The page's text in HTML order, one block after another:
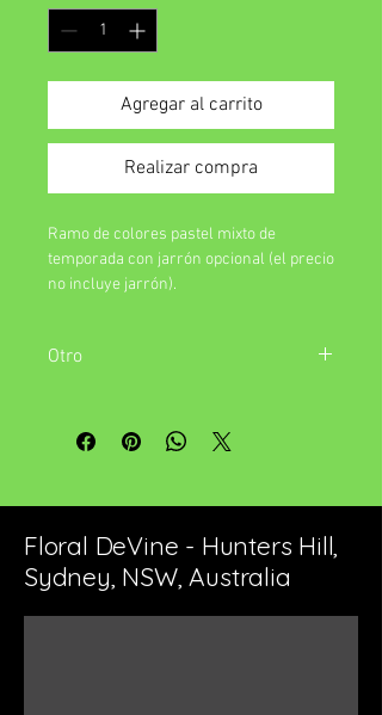
Agregar al carrito
Realizar compra
Ramo de colores pastel mixto de
temporada con jarrón opcional (el precio
no incluye jarrón).
Otro
para que el arreglo esté listo para el el
destinatario simplemente colóquelo en
Floral DeVine - Hunters Hill,
Sydney, NSW, Australia